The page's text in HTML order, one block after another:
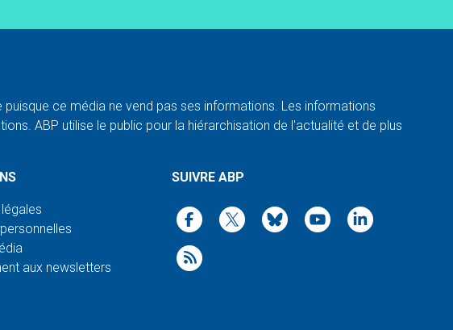
ce média ne vend pas ses informations. Les informations
ABP utilise le public pour la hiérarchisation de l'actualité et de plus
aux newsletters
SUIVRE ABP